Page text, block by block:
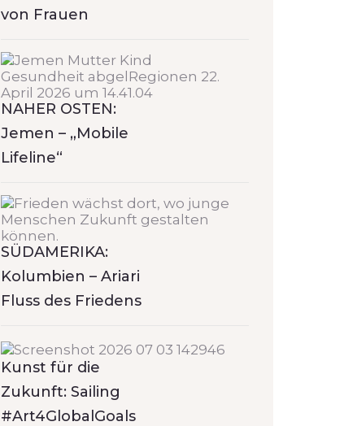
von Frauen
NAHER OSTEN:
Jemen – „Mobile
Lifeline“
SÜDAMERIKA:
Kolumbien – Ariari
Fluss des Friedens
Kunst für die
Zukunft: Sailing
#Art4GlobalGoals